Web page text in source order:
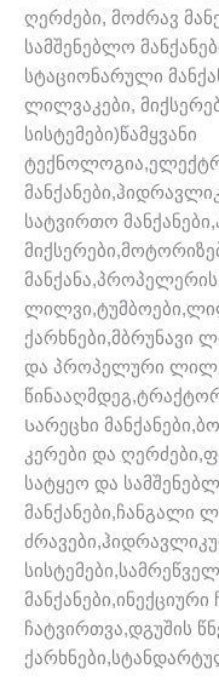
ღერძები, მოძრავ
სამშენებლო
სტაციონარული
ლილვაკები,
სისტემები)წამყვანი
სატვირთო
ქარხნები,მბრუნავი
და პროპელური
Სარეცხი
კერები და
სატყეო და
მანქანები,ჩანგალი
მანქანები,ინექციური
ჩატვირთვა,დგუშის